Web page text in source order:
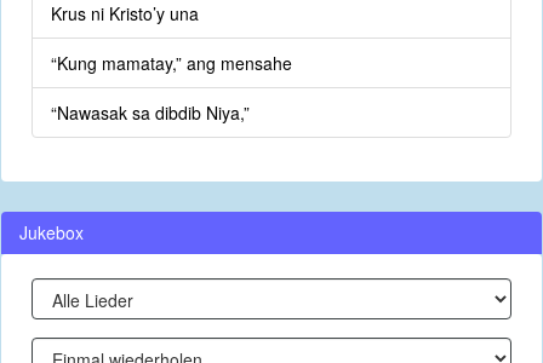
Krus ni Kristo’y una
“Kung mamatay,” ang mensahe
“Nawasak sa dibdib Niya,”
Jukebox